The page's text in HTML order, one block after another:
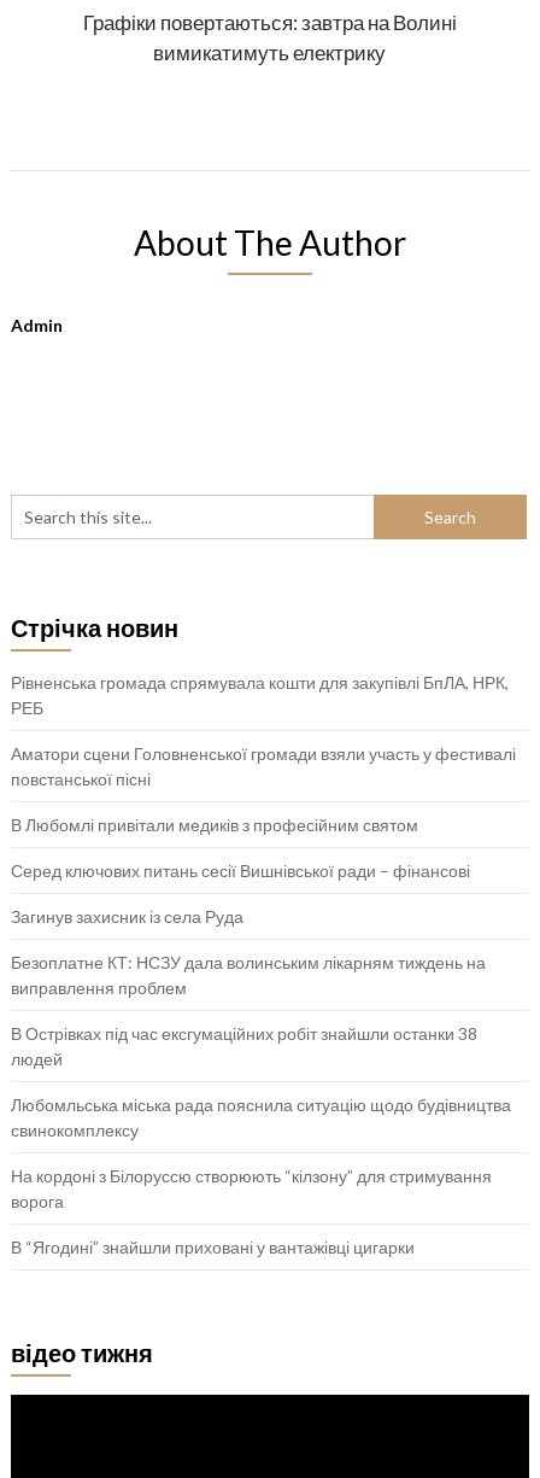
Графіки повертаються: завтра на Волині
вимикатимуть електрику
About The Author
Admin
Стрічка новин
Рівненська громада спрямувала кошти для закупівлі БпЛА, НРК,
РЕБ
Аматори сцени Головненської громади взяли участь у фестивалі
повстанської пісні
В Любомлі привітали медиків з професійним святом
Серед ключових питань сесії Вишнівської ради – фінансові
Загинув захисник із села Руда
Безоплатне КТ: НСЗУ дала волинським лікарням тиждень на
виправлення проблем
В Острівках під час ексгумаційних робіт знайшли останки 38
людей
Любомльська міська рада пояснила ситуацію щодо будівництва
свинокомплексу
На кордоні з Білоруссю створюють “кілзону” для стримування
ворога
В “Ягодині” знайшли приховані у вантажівці цигарки
відео тижня